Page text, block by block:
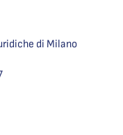
di Milano